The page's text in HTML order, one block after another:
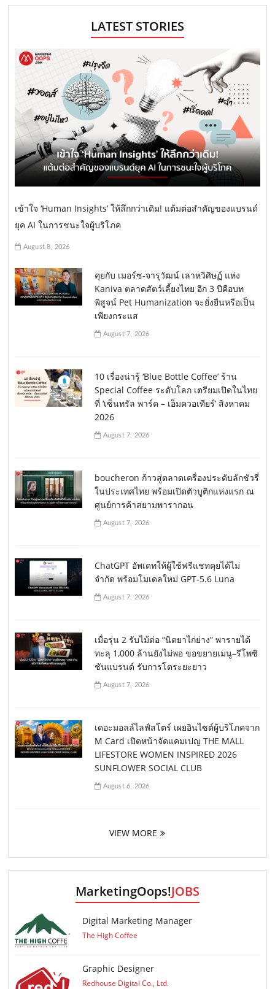
LATEST STORIES
เข้าใจ ‘Human Insights’ ให้ลึกกว่าเดิม! แต้มต่อสำคัญของแบรนด์
ยุค AI ในการชนะใจผู้บริโภค
August 8, 2026
คุยกับ เมอร์ซ-จารุวัฒน์ เลาหวิศิษฏ์ แห่ง
Kaniva ตลาดสัตว์เลี้ยงไทย อีก 3 ปีคือบท
พิสูจน์ Pet Humanization จะยั่งยืนหรือเป็น
เพียงกระแส
August 7, 2026
10 เรื่องน่ารู้ ‘Blue Bottle Coffee’ ร้าน
Special Coffee ระดับโลก เตรียมเปิดในไทย
ที่ ‘เซ็นทรัล พาร์ค – เอ็มควอเทียร์’ สิงหาคม
2026
August 7, 2026
boucheron ก้าวสู่ตลาดเครื่องประดับลักชัวรี่
ในประเทศไทย พร้อมเปิดตัวบูติกแห่งแรก ณ
ศูนย์การค้าสยามพารากอน
August 7, 2026
ChatGPT อัพเดทให้ผู้ใช้ฟรีแชทคุยได้ไม่
จำกัด พร้อมโมเดลใหม่ GPT-5.6 Luna
August 7, 2026
เมื่อรุ่น 2 รับไม้ต่อ “นิตยาไก่ย่าง” พารายได้
ทะลุ 1,000 ล้านยังไม่พอ ขอขยายเมนู–รีโพซิ
ชันแบรนด์ รับการโตระยะยาว
August 7, 2026
เดอะมอลล์ไลฟ์สโตร์ เผยอินไซต์ผู้บริโภคจาก
M Card เปิดหน้าจัดแคมเปญ THE MALL
LIFESTORE WOMEN INSPIRED 2026
SUNFLOWER SOCIAL CLUB
August 6, 2026
VIEW MORE
MarketingOops!JOBS
Digital Marketing Manager
The High Coffee
Graphic Designer
Redhouse Digital Co., Ltd.